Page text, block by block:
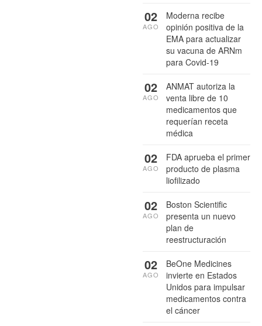
Moderna recibe
opinión positiva de la
EMA para actualizar
su vacuna de ARNm
para Covid-19
02
AGO
ANMAT autoriza la
venta libre de 10
medicamentos que
requerían receta
médica
02
AGO
FDA aprueba el primer
producto de plasma
liofilizado
02
AGO
Boston Scientific
presenta un nuevo
plan de
reestructuración
02
AGO
BeOne Medicines
invierte en Estados
Unidos para impulsar
medicamentos contra
el cáncer
02
AGO